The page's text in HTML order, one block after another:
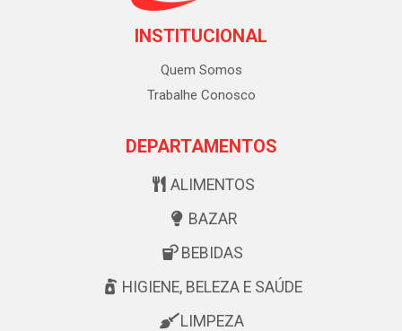
INSTITUCIONAL
Quem Somos
Trabalhe Conosco
DEPARTAMENTOS
ALIMENTOS
BAZAR
BEBIDAS
HIGIENE, BELEZA E SAÚDE
LIMPEZA